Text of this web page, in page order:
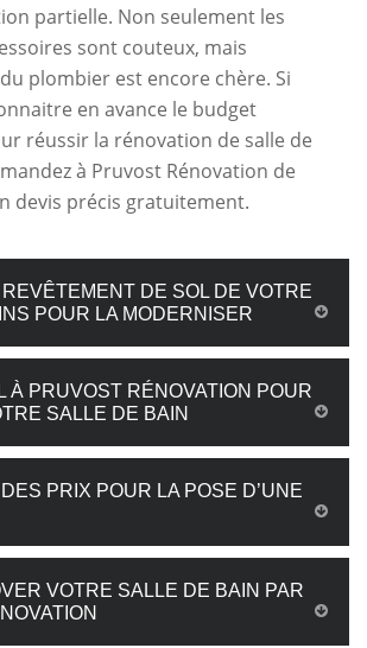
partielle. Non seulement les
sont couteux, mais
plombier est encore chère. Si
en avance le budget
réussir la rénovation de salle de
à Pruvost Rénovation de
devis précis gratuitement.
DE SOL DE VOTRE
POUR LA MODERNISER
À PRUVOST RÉNOVATION POUR
SALLE DE BAIN
PRIX POUR LA POSE D’UNE
VOTRE SALLE DE BAIN PAR